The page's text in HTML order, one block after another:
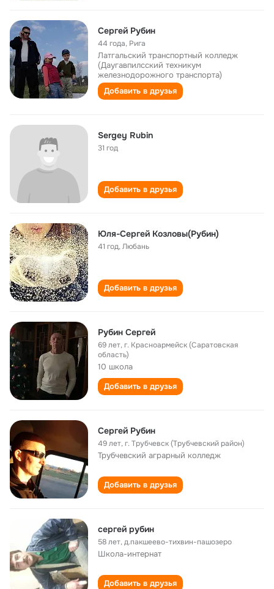
Сергей Рубин
44 года, Рига
Латгальский транспортный колледж
(Даугавпилсский техникум
железнодорожного транспорта)
Добавить в друзья
Sergey Rubin
31 год
Добавить в друзья
Юля-Сергей Козловы(Рубин)
41 год,Любань
Добавить в друзья
Рубин Сергей
69 лет,г. Красноармейск (Саратовская
область)
10 школа
Добавить в друзья
Сергей Рубин
49 лет,г. Трубчевск (Трубчевский район)
Трубчевский аграрный колледж
Добавить в друзья
сергей рубин
58 лет,д.пакшеево-тихвин-пашозеро
Школа-интернат
Добавить в друзья